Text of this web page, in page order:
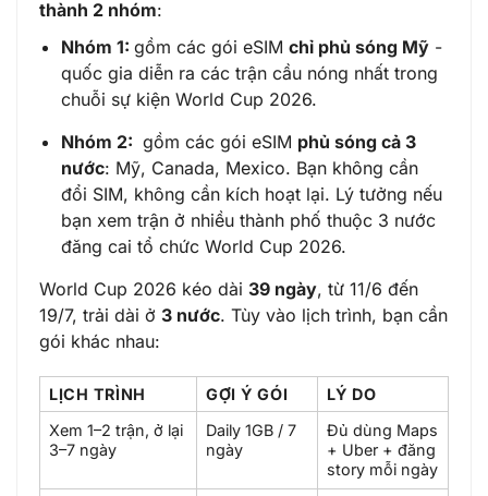
thành 2 nhóm:
Nhóm 1: gồm các gói eSIM chỉ phủ sóng Mỹ -
quốc gia diễn ra các trận cầu nóng nhất trong
chuỗi sự kiện World Cup 2026.
Nhóm 2: gồm các gói eSIM phủ sóng cả 3
nước: Mỹ, Canada, Mexico. Bạn không cần
đổi SIM, không cần kích hoạt lại. Lý tưởng nếu
bạn xem trận ở nhiều thành phố thuộc 3 nước
đăng cai tổ chức World Cup 2026.
World Cup 2026 kéo dài 39 ngày, từ 11/6 đến
19/7, trải dài ở 3 nước. Tùy vào lịch trình, bạn cần
gói khác nhau:
LỊCH TRÌNH GỢI Ý GÓI
LÝ DO
Xem 1–2 trận, ở lại
3–7 ngày
Daily 1GB / 7
ngày
Đủ dùng Maps
+ Uber + đăng
story mỗi ngày